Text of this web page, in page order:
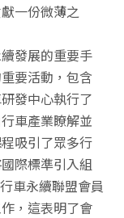
一份微薄之
發展的重要手
要活動，包含
發中心執行了
車產業瞭解並
吸引了眾多行
際標準引入組
車永續聯盟會員
，這表明了會